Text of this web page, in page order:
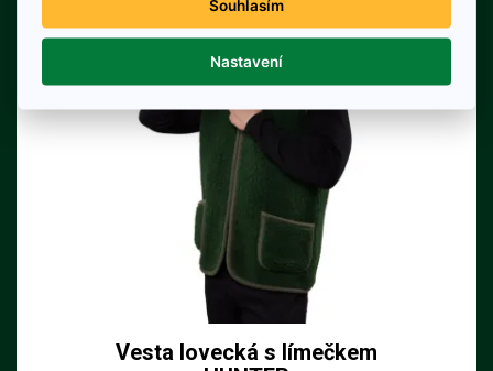
Vesta lovecká s límečkem
Souhlasím
Nastavení